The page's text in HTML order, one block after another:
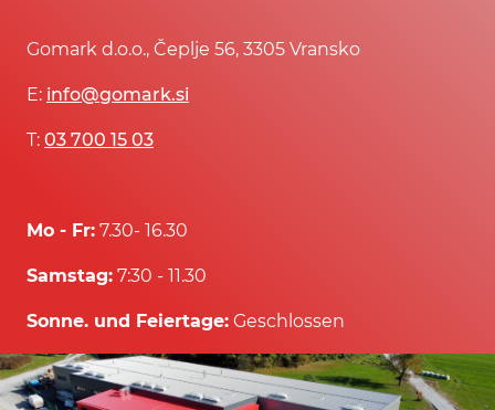
Gomark d.o.o., Čeplje 56, 3305 Vransko
E: info@gomark.si
T: 03 700 15 03
Mo - Fr: 7.30- 16.30
Samstag: 7:30 - 11.30
Sonne. und Feiertage: Geschlossen